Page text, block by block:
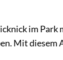
im
Mit diesem